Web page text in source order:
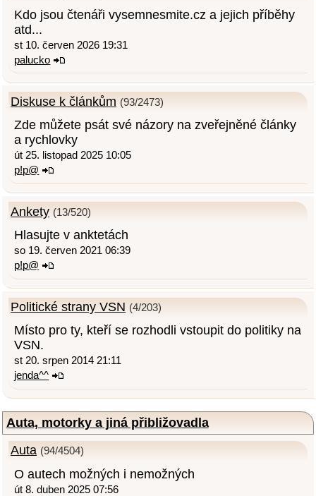
Kdo jsou čtenáři vysemnesmite.cz a jejich příběhy
atd...
st 10. červen 2026 19:31
palucko
Diskuse k článkům (93/2473)
Zde můžete psát své názory na zveřejněné články
a rychlovky
út 25. listopad 2025 10:05
p!p@
Ankety (13/520)
Hlasujte v anktetách
so 19. červen 2021 06:39
p!p@
Politické strany VSN (4/203)
Místo pro ty, kteří se rozhodli vstoupit do politiky na
VSN.
st 20. srpen 2014 21:11
jenda^^
Auta, motorky a jiná přibližovadla
Auta (94/4504)
O autech možných i nemožných
út 8. duben 2025 07:56